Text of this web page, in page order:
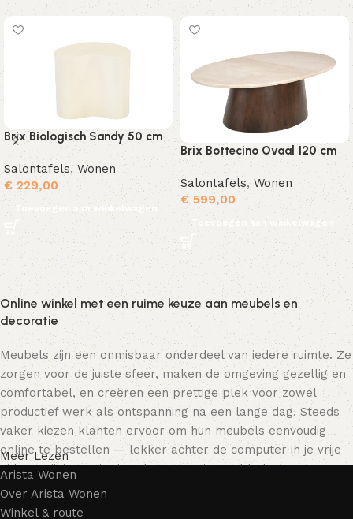
Brix Biologisch Sandy 50 cm
Salontafels, Wonen
€229,00
Toevoegen aan winkelwagen
Brix Bottecino Ovaal 120 cm
Salontafels, Wonen
€599,00
Toevoegen aan winkelwagen
Online winkel met een ruime keuze aan meubels en
decoratie
Meubels zijn een onmisbaar onderdeel van iedere ruimte. Ze
zorgen voor de juiste sfeer, maken de omgeving gezellig en
comfortabel, en creëren een prettige plek voor zowel
productief werk als ontspanning na een lange dag. Steeds
vaker kiezen klanten ervoor om hun meubels eenvoudig
online te bestellen — lekker achter de computer in je vrije
tijd, terwijl je rustig door het assortiment bladert en het
meubelstuk kiest dat bij je past. Onze online winkel biedt
een uitgebreide catalogus met meubels voor zowel thuis als
Meer Lezen
Arista Wonen
Over Arista Wonen
Winkel & route